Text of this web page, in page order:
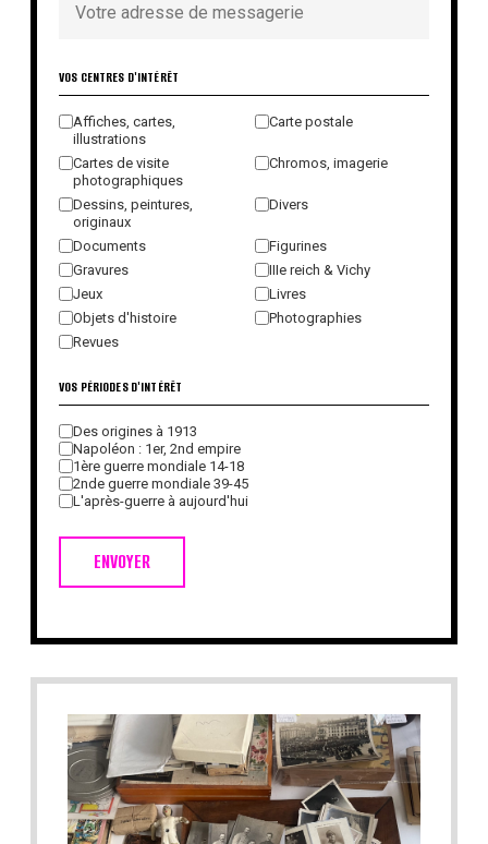
VOS CENTRES D'INTÉRÊT
Affiches, cartes,
illustrations
Carte postale
Cartes de visite
photographiques
Chromos, imagerie
Dessins, peintures,
originaux
Divers
Documents
Figurines
Gravures
IIIe reich & Vichy
Jeux
Livres
Objets d'histoire
Photographies
Revues
ENVOYER
VOS PÉRIODES D'INTÉRÊT
Des origines à 1913
Napoléon : 1er, 2nd empire
1ère guerre mondiale 14-18
2nde guerre mondiale 39-45
L'après-guerre à aujourd'hui